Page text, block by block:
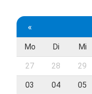
«
Mo Di Mi
27 28 29
03 04 05